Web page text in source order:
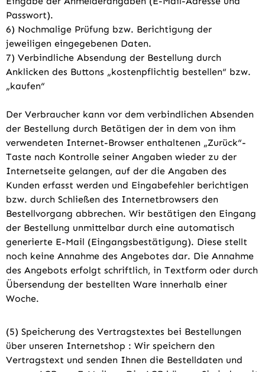
Passwort).
6) Nochmalige Prüfung bzw. Berichtigung der
jeweiligen eingegebenen Daten.
7) Verbindliche Absendung der Bestellung durch
Anklicken des Buttons „kostenpflichtig bestellen“ bzw.
„kaufen“
Der Verbraucher kann vor dem verbindlichen Absenden
der Bestellung durch Betätigen der in dem von ihm
verwendeten Internet-Browser enthaltenen „Zurück“-
Taste nach Kontrolle seiner Angaben wieder zu der
Internetseite gelangen, auf der die Angaben des
Kunden erfasst werden und Eingabefehler berichtigen
bzw. durch Schließen des Internetbrowsers den
Bestellvorgang abbrechen. Wir bestätigen den Eingang
der Bestellung unmittelbar durch eine automatisch
generierte E-Mail (Eingangsbestätigung). Diese stellt
noch keine Annahme des Angebotes dar. Die Annahme
des Angebots erfolgt schriftlich, in Textform oder durch
Übersendung der bestellten Ware innerhalb einer
Woche.
(5) Speicherung des Vertragstextes bei Bestellungen
über unseren Internetshop : Wir speichern den
Vertragstext und senden Ihnen die Bestelldaten und